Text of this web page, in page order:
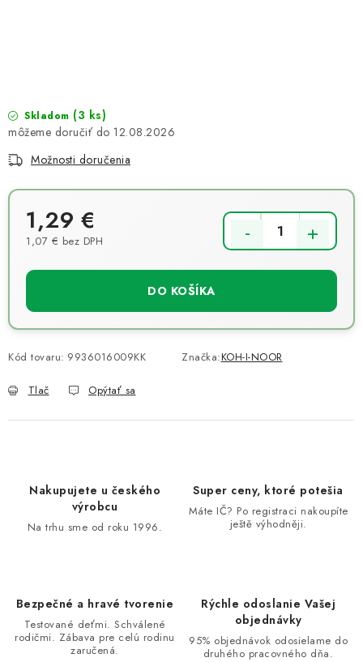
Hodnotenie obchodu
Podmienky ochrany osobných údajov
Ako získať lepšie ceny?
Skladom (3 ks)
12.08.2026
Možnosti doručenia
1,29 €
1,07 € bez DPH
DO KOŠÍKA
Kód tovaru: 9936016009KK Značka:KOH-I-NOOR
Tlač Opýtať sa
Nakupujete u českého
výrobcu
Na trhu sme od roku 1996.
Super ceny, ktoré potešia
Máte IČ? Po registraci nakoupíte
ještě výhodněji.
Bezpečné a hravé tvorenie
Testované deťmi. Schválené
rodičmi. Zábava pre celú rodinu
zaručená.
Rýchle odoslanie Vašej
objednávky
95% objednávok odosielame do
druhého pracovného dňa.